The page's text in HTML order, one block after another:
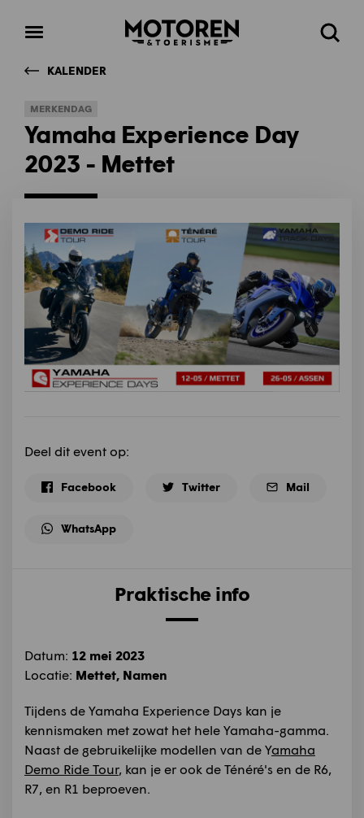
Open
Homepage Zoeken
KALENDER
MERKENDAG
Yamaha Experience Day
2023 - Mettet
Deel dit event op:
Facebook Twitter Mail
WhatsApp
Praktische info
Datum: 12 mei 2023
Locatie: Mettet, Namen
Tijdens de Yamaha Experience Days kan je
kennismaken met zowat het hele Yamaha-gamma.
Naast de gebruikelijke modellen van de Yamaha
Demo Ride Tour, kan je er ook de Ténéré's en de R6,
R7, en R1 beproeven.